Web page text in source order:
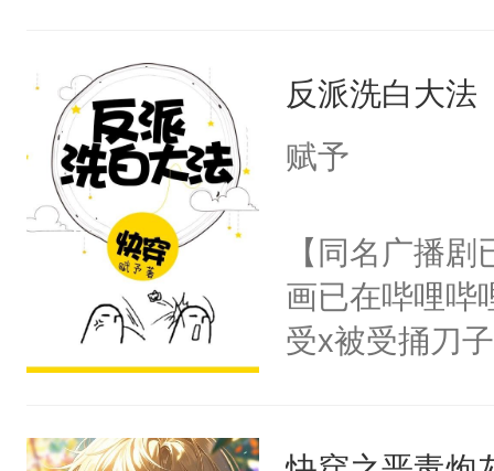
来，给老公亲
用力——为你
反派洗白大法
赋予
【同名广播
画已在哔哩哔
受x被受捅刀